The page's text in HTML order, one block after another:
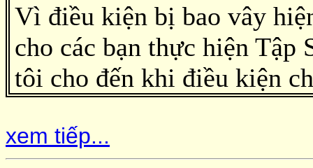
Vì điều kiện bị bao vây
cho các bạn thực hiện Tập
tôi cho đến khi điều kiện
xem tiếp...